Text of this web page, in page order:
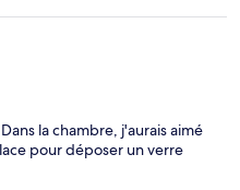
la chambre, j'aurais aimé
pour déposer un verre